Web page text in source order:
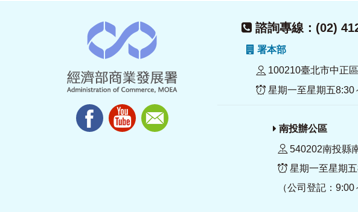
諮詢專線：(02)
署本部
100210臺北市中正
星期一至星期五8:30
南投辦公區
540202南投縣
星期一至星期
（公司登記：